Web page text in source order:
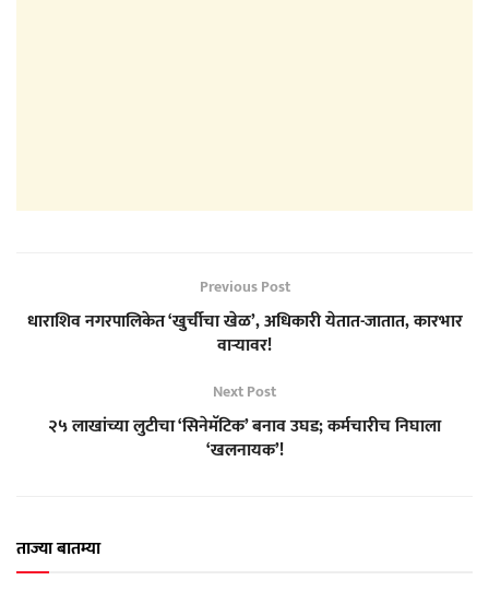
Previous Post
धाराशिव नगरपालिकेत ‘खुर्चीचा खेळ’, अधिकारी येतात-जातात, कारभार
वाऱ्यावर!
Next Post
२५ लाखांच्या लुटीचा ‘सिनेमॅटिक’ बनाव उघड; कर्मचारीच निघाला
‘खलनायक’!
ताज्या बातम्या